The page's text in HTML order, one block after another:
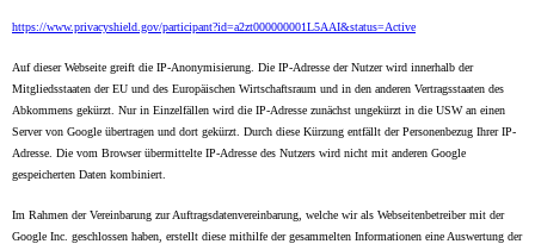
https://www.privacyshield.gov/participant?id=a2zt000000001L5AAI&status=Active
Auf dieser Webseite greift die IP-Anonymisierung. Die IP-Adresse der Nutzer wird innerhalb der
Mitgliedsstaaten der EU und des Europäischen Wirtschaftsraum und in den anderen Vertragsstaaten des
Abkommens gekürzt. Nur in Einzelfällen wird die IP-Adresse zunächst ungekürzt in die USW an einen
Server von Google übertragen und dort gekürzt. Durch diese Kürzung entfällt der Personenbezug Ihrer IP-
Adresse. Die vom Browser übermittelte IP-Adresse des Nutzers wird nicht mit anderen Google
gespeicherten Daten kombiniert.
Im Rahmen der Vereinbarung zur Auftragsdatenvereinbarung, welche wir als Webseitenbetreiber mit der
Google Inc. geschlossen haben, erstellt diese mithilfe der gesammelten Informationen eine Auswertung der